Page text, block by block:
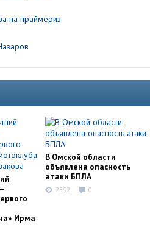
на праймериз
Ирма
В Омской области
объявлена опасность
атаки БПЛА
2592 0